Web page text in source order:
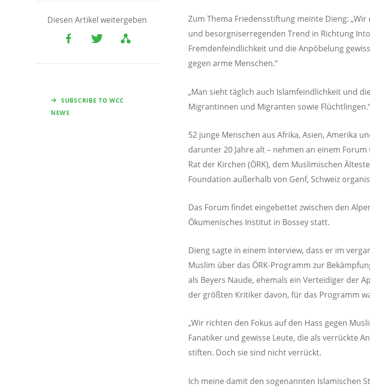
Diesen Artikel weitergeben
SUBSCRIBE TO WCC
NEWS
Zum Thema Friedensstiftung meinte Dieng:
und besorgniserregenden Trend in Richtung
Fremdenfeindlichkeit und die Anpöbelung
gegen arme Menschen.“
„Man sieht täglich auch Islamfeindlichkeit und
Migrantinnen und Migranten sowie
52 junge Menschen aus Afrika, Asien, Amerika
darunter 20 Jahre alt – nehmen an einem
Rat der Kirchen (ÖRK), dem Muslimischen
Foundation außerhalb von Genf, Schweiz
Das Forum findet eingebettet zwischen den
Ökumenisches Institut in Bossey statt.
Dieng sagte in einem Interview, dass er im
Muslim über das ÖRK-Programm zur
als Beyers Naude, ehemals ein Verteidiger der
der größten Kritiker davon, für das Programm
„Wir richten den Fokus auf den Hass gegen
Fanatiker und gewisse Leute, die als verrückte
stiften. Doch sie sind nicht verrückt.
Ich meine damit den sogenannten Islamischen